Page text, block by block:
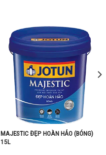
MAJESTIC ĐẸP HOÀN HẢO (BÓNG)
15L